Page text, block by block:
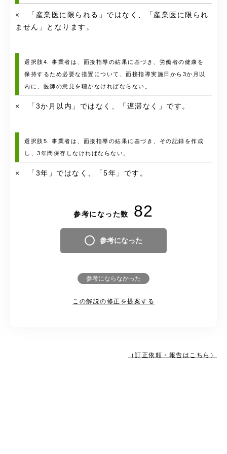
× 「産業医に限られる」ではなく、「産業医に限られ
ません」となります。
選択肢4. 事業者は、面接指導の結果に基づき、労働者の健康を
保持するため必要な措置について、面接指導実施日から3か月以
内に、医師の意見を聴かなければならない。
× 「3か月以内」ではなく、「遅滞なく」です。
選択肢5. 事業者は、面接指導の結果に基づき、その記録を作成
し、3年間保存しなければならない。
× 「3年」ではなく、「5年」です。
参考になった数 82
参考になった
参考にならなかった
この解説の修正を提案する
（訂正依頼・報告はこちら）